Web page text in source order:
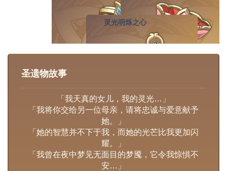
灵光明烁之心
圣遗物故事
「我天真的女儿，我的灵光…」
「我将你交给另一位母亲，请将忠诚与爱意献予
她。」
「她的智慧并不下于我，而她的光芒比我更加闪
耀。」
「我曾在夜中梦见无面目的梦魇，它令我惊惧不
安…」